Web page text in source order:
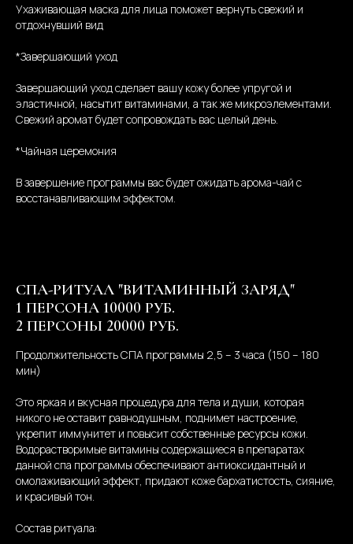
Ухаживающая маска для лица поможет вернуть свежий и
отдохнувший вид
*Завершающий уход
Завершающий уход сделает вашу кожу более упругой и
эластичной, насытит витаминами, а так же микроэлементами.
Свежий аромат будет сопровождать вас целый день.
*Чайная церемония
В завершение программы вас будет ожидать арома-чай с
восстанавливающим эффектом.
СПА-РИТУАЛ "ВИТАМИННЫЙ ЗАРЯД"
1 ПЕРСОНА 10000 РУБ.
2 ПЕРСОНЫ 20000 РУБ.
Продолжительность СПА программы 2,5 – 3 часа (150 – 180
мин)
Это яркая и вкусная процедура для тела и души, которая
никого не оставит равнодушным, поднимет настроение,
укрепит иммунитет и повысит собственные ресурсы кожи.
Водорастворимые витамины содержащиеся в препаратах
данной спа программы обеспечивают антиоксидантный и
омолаживающий эффект, придают коже бархатистость, сияние,
и красивый тон.
Состав ритуала: